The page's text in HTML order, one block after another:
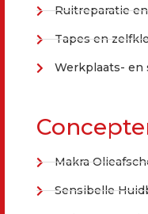
Ruitreparatie
Tapes en
Werkplaats- en
Makra
Sensibelle